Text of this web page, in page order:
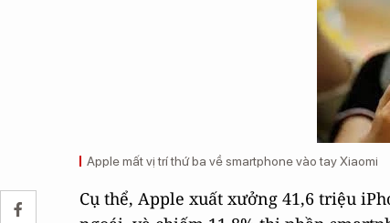
Apple mất vị trí thứ ba về smartphone vào tay Xiaomi
Cụ thể, Apple xuất xưởng 41,6 triệu